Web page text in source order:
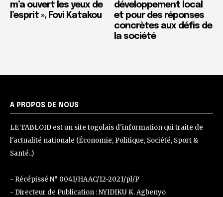
m’a ouvert les yeux de
l’esprit », Fovi Katakou
développement local
et pour des réponses
concrètes aux défis de
la société
A PROPOS DE NOUS
LE TABLOID est un site togolais d'information qui traite de
l'actualité nationale (Économie, Politique, Société, Sport &
Santé..)
- Récépissé N° 0041/HAAC/12-2021/pl/P
- Directeur de Publication : NYIDIKU K. Agbenyo